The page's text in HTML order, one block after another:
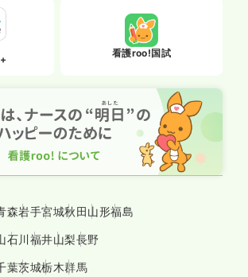
看護roo!国試
森岩手宮城秋田山形福島
石川福井山梨長野
葉茨城栃木群馬